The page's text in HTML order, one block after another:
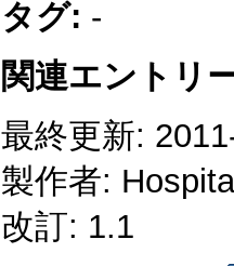
タグ: -
関連エントリ
最終更新:
製作者:
改訂: 1.1